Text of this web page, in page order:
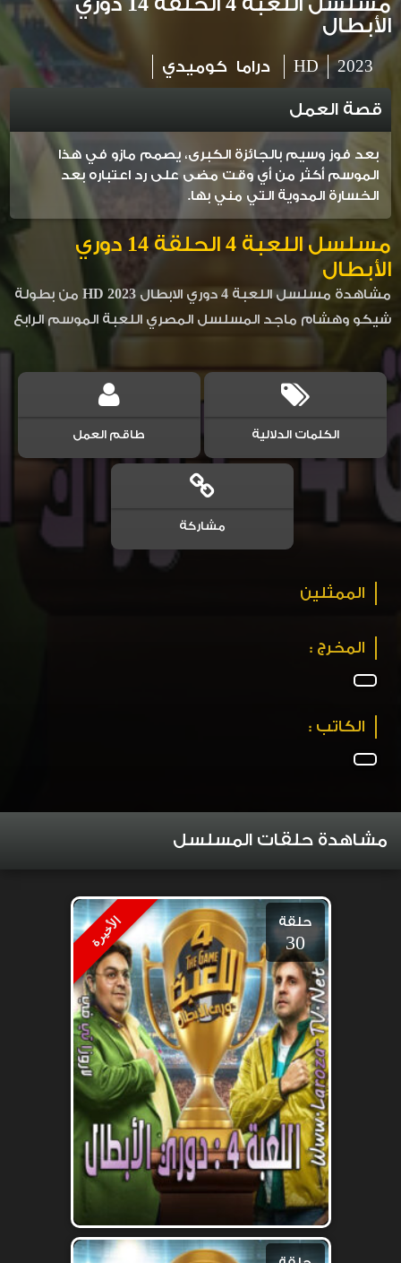
الأبطال
2023
HD دراما كوميدي
قصة العمل
بعد فوز وسيم بالجائزة الكبرى، يصمم مازو في هذا
الموسم أكثر من أي وقت مضى على رد اعتباره بعد
الخسارة المدوية التي مني بها.
مسلسل اللعبة 4 الحلقة 14
دوري
الأبطال
مشاهدة مسلسل اللعبة 4 دوري الابطال 2023 HD من بطولة
شيكو وهشام ماجد المسلسل المصري اللعبة الموسم الرابع
الكلمات الدلالية طاقم العمل
مشاركة
الممثلين
المخرج :
الكاتب :
مشاهدة حلقات المسلسل
الأخيرة حلقة
30